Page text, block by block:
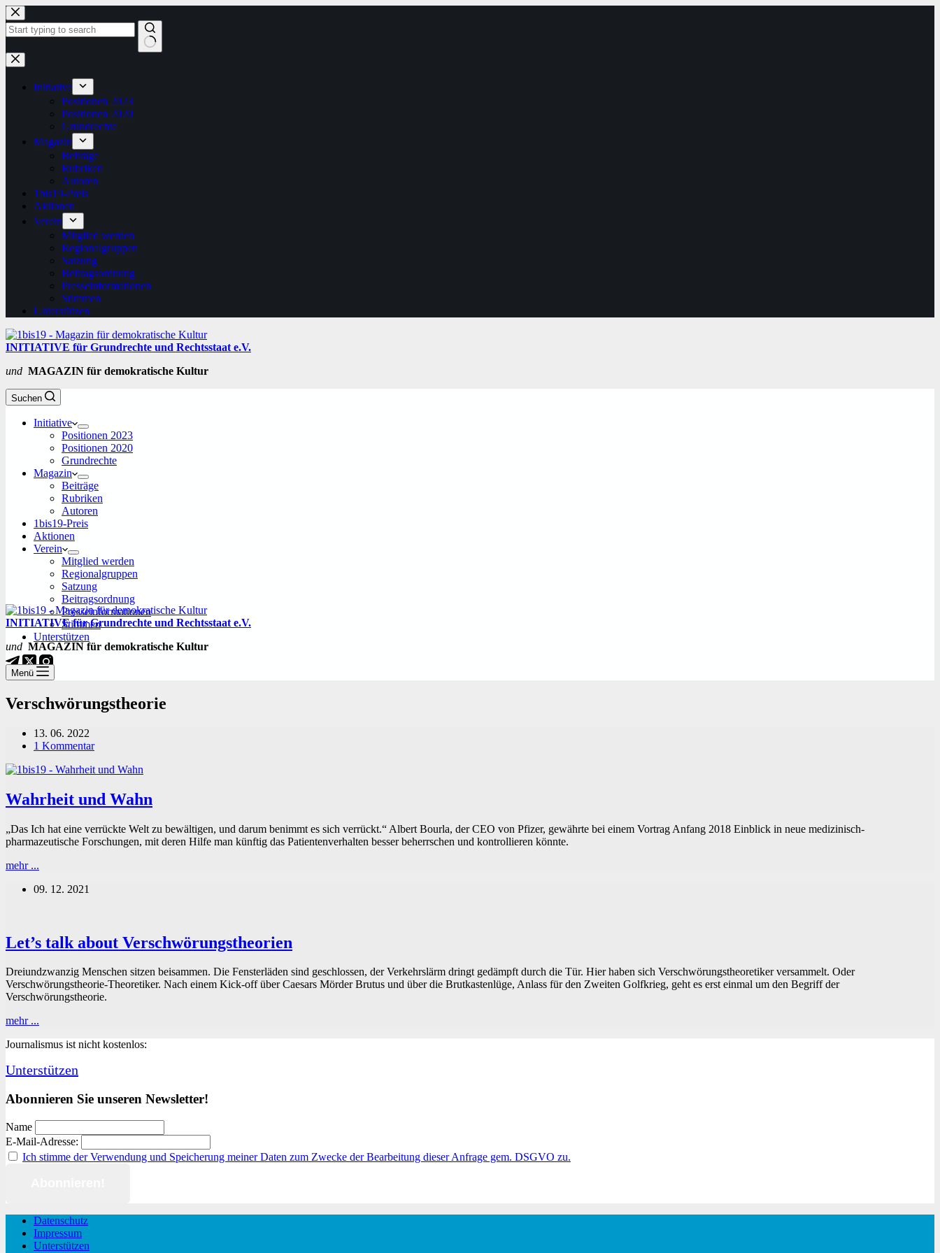
Zum
Inhalt
springen
Keine
Ergebnisse
Initiative
Positionen 2023
Positionen 2020
Grundrechte
Magazin
Beiträge
Rubriken
Autoren
1bis19-Preis
Aktionen
Verein
Mitglied werden
Regionalgruppen
Satzung
Beitragsordnung
Presseinformationen
Stimmen
Unterstützen
INITIATIVE für Grundrechte und Rechtsstaat e.V.
und MAGAZIN für demokratische Kultur
Suchen
Initiative
Positionen 2023
Positionen 2020
Grundrechte
Magazin
Beiträge
Rubriken
Autoren
1bis19-Preis
Aktionen
Verein
Mitglied werden
Regionalgruppen
Satzung
Beitragsordnung
Presseinformationen
Stimmen
Unterstützen
INITIATIVE für Grundrechte und Rechtsstaat e.V.
und MAGAZIN für demokratische Kultur
Menü
Verschwörungstheorie
13. 06. 2022
1 Kommentar
Wahrheit und Wahn
„Das Ich hat eine verrückte Welt zu bewältigen, und darum benimmt es sich verrückt.“ Albert Bourla, der CEO von Pfizer, gewährte bei einem Vortrag Anfang 2018 Einblick in neue medizinisch-
pharmazeutische Forschungen, mit deren Hilfe man künftig das Patientenverhalten besser beherrschen und kontrollieren könnte.
mehr ...
Wahn
09. 12. 2021
Let’s talk about Verschwörungstheorien
Dreiundzwanzig Menschen sitzen beisammen. Die Fensterläden sind geschlossen, der Verkehrslärm dringt gedämpft durch die Tür. Hier haben sich Verschwörungstheoretiker versammelt. Oder
Verschwörungstheorie-Theoretiker. Nach einem Kick-off über Caesars Mörder Brutus und über die Brutkastenlüge, Anlass für den Zweiten Golfkrieg, geht es erst einmal um den Begriff der
Verschwörungstheorie.
mehr ...
about
Journalismus ist nicht kostenlos:
Unterstützen
Abonnieren Sie unseren Newsletter!
Name
E-Mail-Adresse:
Ich stimme der Verwendung und Speicherung meiner Daten zum Zwecke der Bearbeitung dieser Anfrage gem. DSGVO zu.
Datenschutz
Impressum
Unterstützen